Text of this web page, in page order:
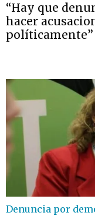
“Hay que
hacer
políticamente”
Denuncia por